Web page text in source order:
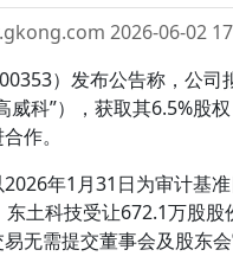
2026-06-02
）发布公告称，公
威科”），获取其6.5%股
作。
年1月31日为审计基
土科技受让672.1万股
无需提交董事会及股东